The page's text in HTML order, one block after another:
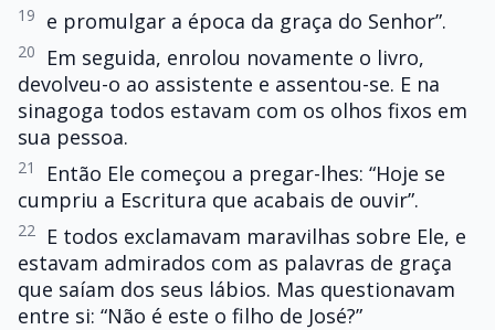
19 e promulgar a época da graça do Senhor”.
20
Em seguida, enrolou novamente o livro,
devolveu-o ao assistente e assentou-se. E na
sinagoga todos estavam com os olhos fixos em
sua pessoa.
21
Então Ele começou a pregar-lhes: “Hoje se
cumpriu a Escritura que acabais de ouvir”.
22
E todos exclamavam maravilhas sobre Ele, e
estavam admirados com as palavras de graça
que saíam dos seus lábios. Mas questionavam
entre si: “Não é este o filho de José?”